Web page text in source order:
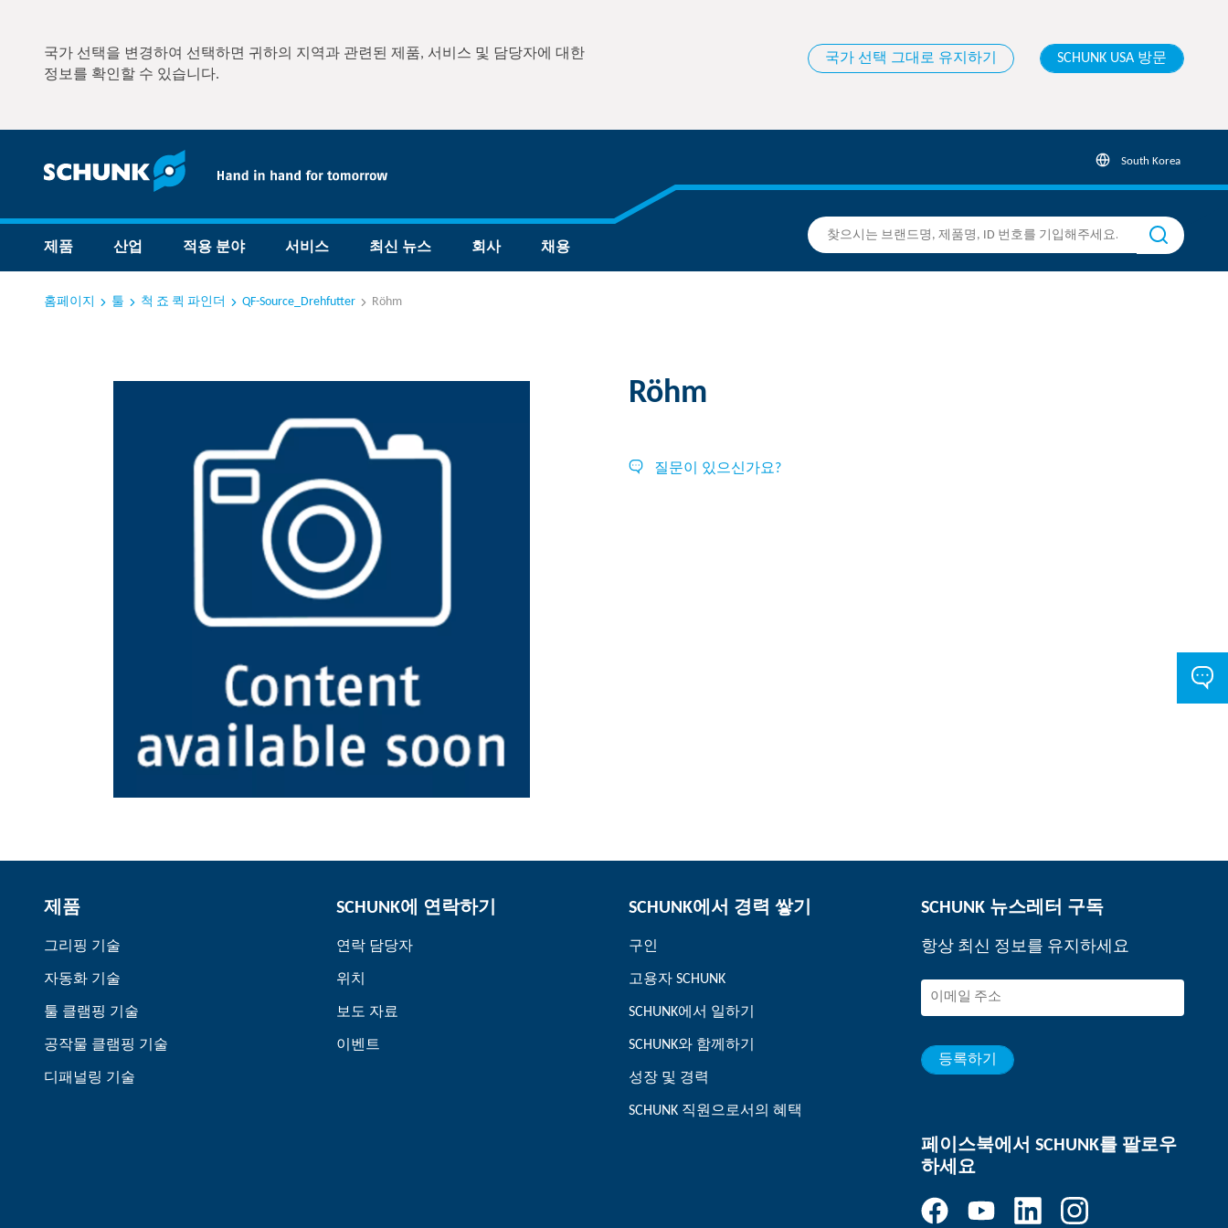
국가 선택을 변경하여 선택하면 귀하의 지역과 관련된 제품, 서비스 및 담당자에 대한
정보를 확인할 수 있습니다.
국가 선택 그대로 유지하기 SCHUNK USA 방문
South Korea
제품 산업 적용 분야 서비스 최신 뉴스 회사 채용
홈페이지 툴 척 죠 퀵 파인더 QF-Source_Drehfutter Röhm
Röhm
질문이 있으신가요?
제품
그리핑 기술
자동화 기술
툴 클램핑 기술
공작물 클램핑 기술
디패널링 기술
SCHUNK에 연락하기
연락 담당자
위치
보도 자료
이벤트
SCHUNK에서 경력 쌓기
구인
고용자 SCHUNK
SCHUNK에서 일하기
SCHUNK와 함께하기
성장 및 경력
SCHUNK 직원으로서의 혜택
SCHUNK 뉴스레터 구독
항상 최신 정보를 유지하세요
등록하기
페이스북에서 SCHUNK를 팔로우
하세요